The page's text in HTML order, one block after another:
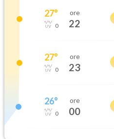
27°
0
ore
22
27°
0
ore
23
26°
0
ore
00